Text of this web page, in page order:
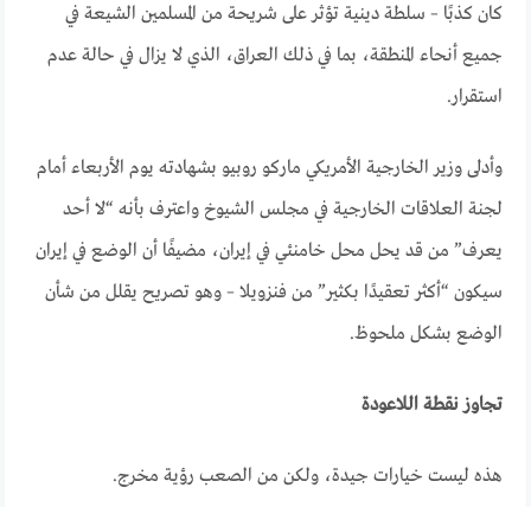
كان كذبًا – سلطة دينية تؤثر على شريحة من المسلمين الشيعة في
جميع أنحاء المنطقة، بما في ذلك العراق، الذي لا يزال في حالة عدم
استقرار.
وأدلى وزير الخارجية الأمريكي ماركو روبيو بشهادته يوم الأربعاء أمام
لجنة العلاقات الخارجية في مجلس الشيوخ واعترف بأنه “لا أحد
يعرف” من قد يحل محل خامنئي في إيران، مضيفًا أن الوضع في إيران
سيكون “أكثر تعقيدًا بكثير” من فنزويلا – وهو تصريح يقلل من شأن
الوضع بشكل ملحوظ.
تجاوز نقطة اللاعودة
هذه ليست خيارات جيدة، ولكن من الصعب رؤية مخرج.